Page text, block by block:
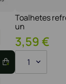
Toalhetes
un
3,59€
1